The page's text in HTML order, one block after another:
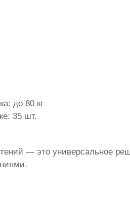
до 80 кг
35 шт.
— это универсальное